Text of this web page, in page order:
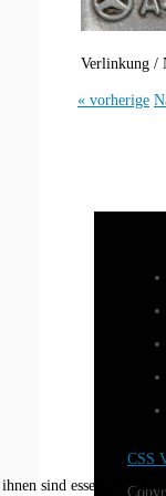
Verlinkung /
« vorherige
CSS
sind essenziell für